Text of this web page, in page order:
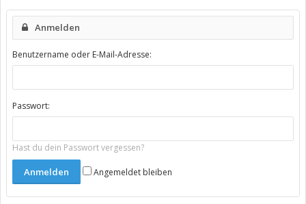
Anmelden
Benutzername oder E-Mail-Adresse:
Passwort:
Hast du dein Passwort vergessen?
Angemeldet bleiben